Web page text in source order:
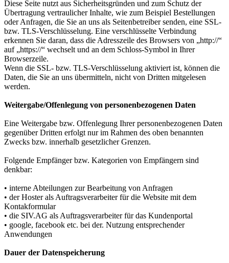
Diese Seite nutzt aus Sicherheitsgründen und zum Schutz der
Übertragung vertraulicher Inhalte, wie zum Beispiel Bestellungen
oder Anfragen, die Sie an uns als Seitenbetreiber senden, eine SSL-
bzw. TLS-Verschlüsselung. Eine verschlüsselte Verbindung
erkennen Sie daran, dass die Adresszeile des Browsers von „http://“
auf „https://“ wechselt und an dem Schloss-Symbol in Ihrer
Browserzeile.
Wenn die SSL- bzw. TLS-Verschlüsselung aktiviert ist, können die
Daten, die Sie an uns übermitteln, nicht von Dritten mitgelesen
werden.
Weitergabe/Offenlegung von personenbezogenen Daten
Eine Weitergabe bzw. Offenlegung Ihrer personenbezogenen Daten
gegenüber Dritten erfolgt nur im Rahmen des oben benannten
Zwecks bzw. innerhalb gesetzlicher Grenzen.
Folgende Empfänger bzw. Kategorien von Empfängern sind
denkbar:
• interne Abteilungen zur Bearbeitung von Anfragen
• der Hoster als Auftragsverarbeiter für die Website mit dem
Kontakformular
• die SIV.AG als Auftragsverarbeiter für das Kundenportal
• google, facebook etc. bei der. Nutzung entsprechender
Anwendungen
Dauer der Datenspeicherung